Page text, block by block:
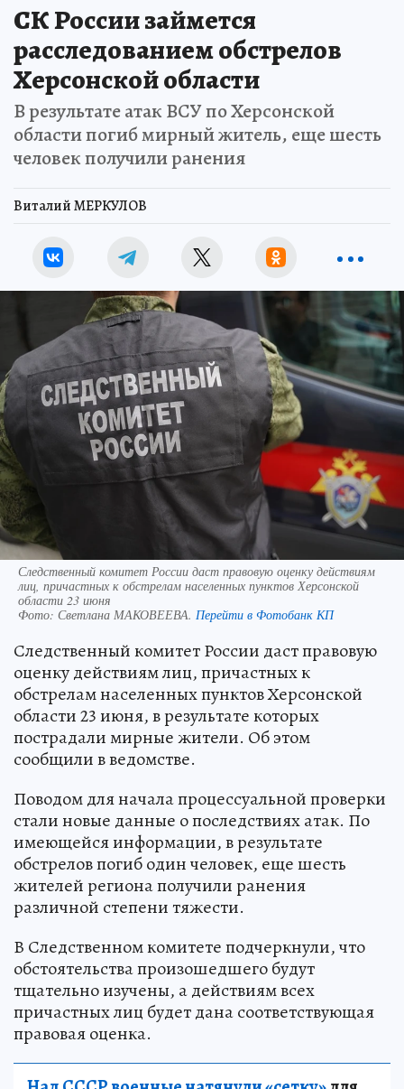
СК России займется
расследованием обстрелов
Херсонской области
В результате атак ВСУ по Херсонской
области погиб мирный житель, еще шесть
человек получили ранения
Виталий МЕРКУЛОВ
Следственный комитет России даст правовую оценку действиям
лиц, причастных к обстрелам населенных пунктов Херсонской
области 23 июня
Фото: Светлана МАКОВЕЕВА. Перейти в Фотобанк КП
Следственный комитет России даст правовую
оценку действиям лиц, причастных к
обстрелам населенных пунктов Херсонской
области 23 июня, в результате которых
пострадали мирные жители. Об этом
сообщили в ведомстве.
Поводом для начала процессуальной проверки
стали новые данные о последствиях атак. По
имеющейся информации, в результате
обстрелов погиб один человек, еще шесть
жителей региона получили ранения
различной степени тяжести.
В Следственном комитете подчеркнули, что
обстоятельства произошедшего будут
тщательно изучены, а действиям всех
причастных лиц будет дана соответствующая
правовая оценка.